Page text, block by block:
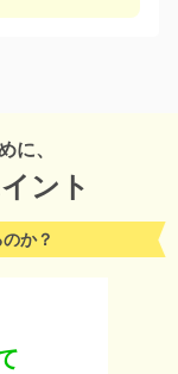
に、
ント
か？